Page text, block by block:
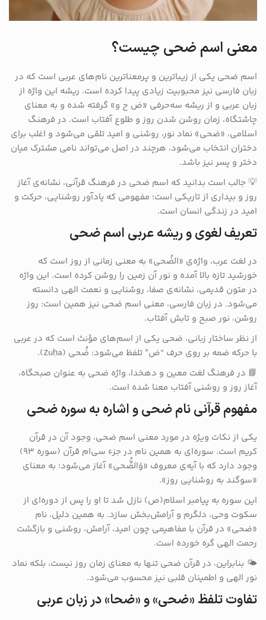
معنی اسم ضحی چیست؟
اسم ضحی یکی از زیباترین و پرمعنا‌ترین نام‌های عربی است که در
زبان فارسی نیز محبوبیت زیادی پیدا کرده است. ریشه این واژه از
زبان عربی و از ریشه سه‌حرفی «ض ح و» گرفته شده و به معنای
چاشتگاه، زمان روشن شدن روز و طلوع آفتاب است. در فرهنگ
اسلامی، «ضحی» نماد نور، روشنی و امید تلقی می‌شود و اغلب برای
دختران انتخاب می‌شود، هرچند در اصل می‌تواند نامی مشترک میان
دختر و پسر نیز باشد.
💡 جالب است بدانید که اسم ضحی در فرهنگ قرآنی، نشانه‌ی آغاز
روز و بیداری از تاریکی است؛ مفهومی که یادآور روشنایی، حرکت و
امید در زندگی انسان است.
تعریف لغوی و ریشه عربی اسم ضحی
در لغت عرب، واژه‌ی «الضُحی» به معنی زمانی از روز است که
خورشید تازه بالا آمده و نور آن زمین را روشن کرده است. این واژه
در متون قدیمی، نشانه‌ی صفا، روشنایی و نعمت الهی دانسته
می‌شود. در زبان فارسی، معنی اسم ضحی نیز همین است: روز
روشن، نور صبح و تابش آفتاب.
از نظر ساختار زبانی، ضحی یکی از اسم‌های مؤنث است که در عربی
با حرکه ضمه بر روی حرف “ض” تلفظ می‌شود: ضُحی (Zuḥa).
📘 در فرهنگ لغت معین و دهخدا، واژه ضحی به عنوان صبحگاه،
آغاز روز و روشنی آفتاب معنا شده است.
مفهوم قرآنی نام ضحی و اشاره به سوره ضحی
یکی از نکات ویژه در مورد معنی اسم ضحی، وجود آن در قرآن
کریم است. سوره‌ای به همین نام در جزء سی‌ام قرآن (سوره ۹۳)
وجود دارد که با آیه‌ی معروف «وَالضُّحی» آغاز می‌شود؛ به معنای
«سوگند به روشنایی روز».
این سوره به پیامبر اسلام(ص) نازل شد تا او را پس از دوره‌ای از
سکوت وحی، دلگرم و آرامش‌بخش سازد. به همین دلیل، نام
«ضحی» در قرآن با مفاهیمی چون امید، آرامش، روشنی و بازگشت
رحمت الهی گره خورده است.
🌤️ بنابراین، در قرآن ضحی تنها به معنای زمان روز نیست، بلکه نماد
نور الهی و اطمینان قلبی نیز محسوب می‌شود.
تفاوت تلفظ «ضحی» و «ضحا» در زبان عربی